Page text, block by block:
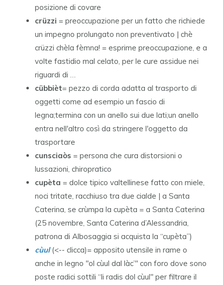
posizione di covare
crüzzi = preoccupazione per un fatto che richiede
un impegno prolungato non preventivato | chè
crüzzi chèla fèmna! = esprime preoccupazione, e a
volte fastidio mal celato, per le cure assidue nei
riguardi di …
cübbièt= pezzo di corda adatta al trasporto di
oggetti come ad esempio un fascio di
legna;termina con un anello sui due lati;un anello
entra nell'altro così da stringere l'oggetto da
trasportare
cunsciaòs = persona che cura distorsioni o
lussazioni, chiropratico
cupèta = dolce tipico valtellinese fatto con miele,
noci tritate, racchiuso tra due cialde | a Santa
Caterina, se crùmpa la cupèta = a Santa Caterina
(25 novembre, Santa Caterina d’Alessandria,
patrona di Albosaggia si acquista la “cupèta”)
cùul (<-- clicca)= apposito utensile in rame o
anche in legno "ol cùul dal làc’" con foro dove sono
poste radici sottili “li radis dol cùul" per filtrare il